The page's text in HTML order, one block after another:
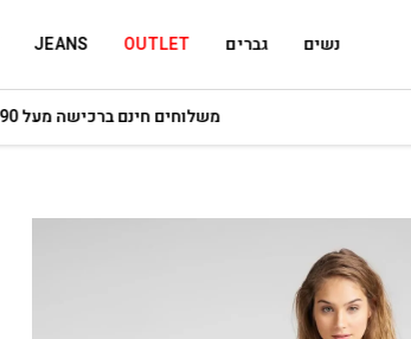
נשים גברים OUTLET
JEANS
משלוחים חינם ברכישה מעל 249.90 ₪